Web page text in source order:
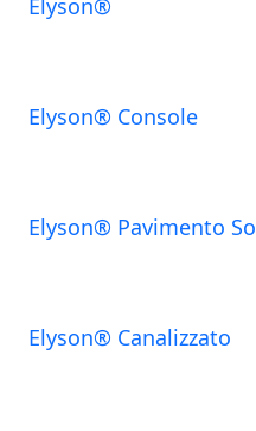
Elyson®
Elyson® Console
Elyson® Pavimento
Elyson® Canalizzato